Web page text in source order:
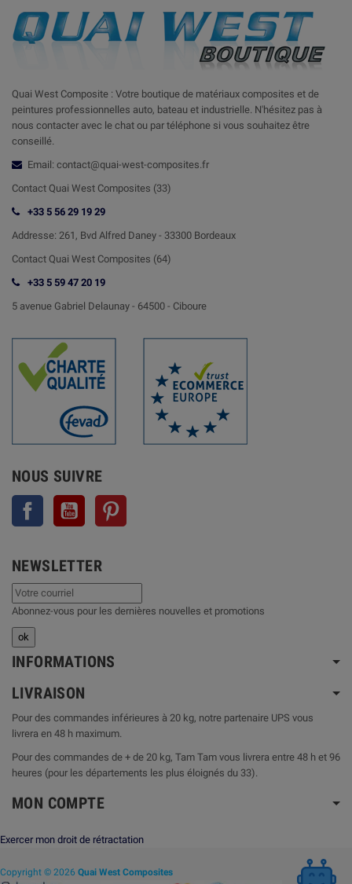
Quai West Composite : Votre boutique de matériaux composites et de
peintures professionnelles auto, bateau et industrielle. N'hésitez pas à
nous contacter avec le chat ou par téléphone si vous souhaitez être
conseillé.
Email: contact@quai-west-composites.fr
Contact Quai West Composites (33)
+33 5 56 29 19 29
Addresse: 261, Bvd Alfred Daney - 33300 Bordeaux
Contact Quai West Composites (64)
+33 5 59 47 20 19
5 avenue Gabriel Delaunay - 64500 - Ciboure
NOUS SUIVRE
Facebook YouTube
NEWSLETTER
Abonnez-vous pour les dernières nouvelles et promotions
INFORMATIONS
LIVRAISON
Pour des commandes inférieures à 20 kg, notre partenaire UPS vous
livrera en 48 h maximum.
Pour des commandes de + de 20 kg, Tam Tam vous livrera entre 48 h et 96
heures (pour les départements les plus éloignés du 33).
MON COMPTE
Exercer mon droit de rétractation
Copyright © 2026 Quai West Composites